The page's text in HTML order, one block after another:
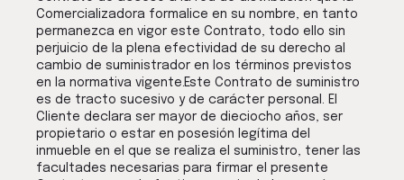
Comercializadora formalice en su nombre, en tanto
permanezca en vigor este Contrato, todo ello sin
perjuicio de la plena efectividad de su derecho al
cambio de suministrador en los términos previstos
en la normativa vigente.Este Contrato de suministro
es de tracto sucesivo y de carácter personal. El
Cliente declara ser mayor de dieciocho años, ser
propietario o estar en posesión legítima del
inmueble en el que se realiza el suministro, tener las
facultades necesarias para firmar el presente